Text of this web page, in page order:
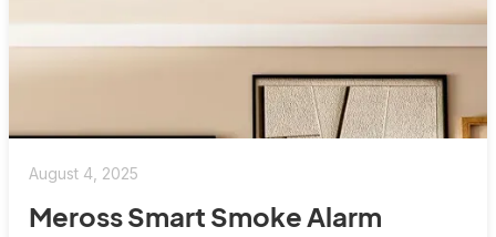
August 4, 2025
Meross Smart Smoke Alarm